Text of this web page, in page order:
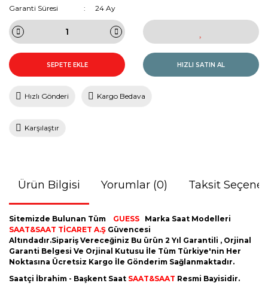
Garanti Süresi
24 Ay
SEPETE EKLE HIZLI SATIN AL
Hızlı Gönderi Kargo Bedava
Karşılaştır
Ürün Bilgisi Yorumlar (0) Taksit
Sitemizde Bulunan Tüm GUESS Marka Saat Modelleri
SAAT&SAAT TİCARET A.Ş Güvencesi
Altındadır.Sipariş Vereceğiniz Bu ürün 2 Yıl Garantili , Orjinal
Garanti Belgesi Ve Orjinal Kutusu İle Tüm Türkiye'nin Her
Noktasına Ücretsiz Kargo İle Gönderim Sağlanmaktadır.
Saatçi İbrahim - Başkent Saat SAAT&SAAT Resmi Bayisidir.